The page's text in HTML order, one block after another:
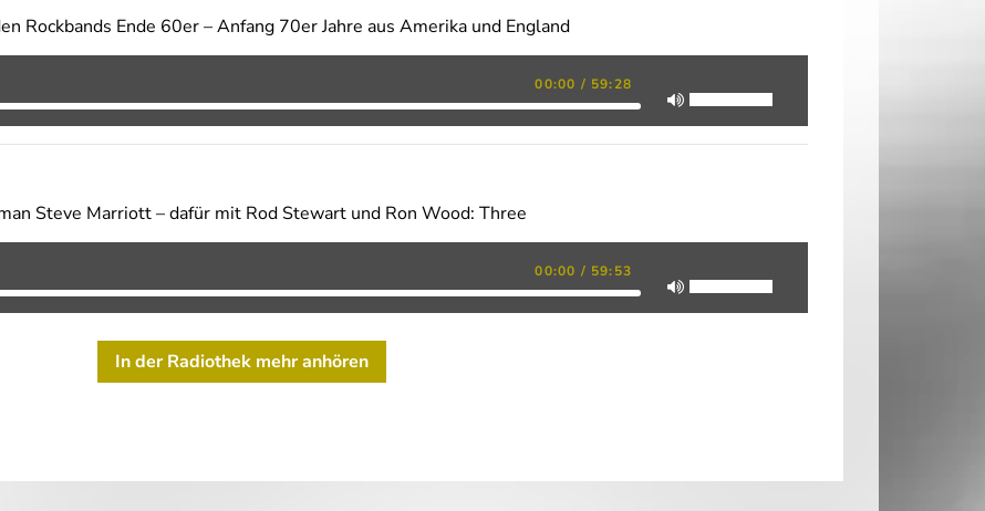
Rockbands Ende 60er – Anfang 70er Jahre aus Amerika und England
00:00 / 59:28
Steve Marriott – dafür mit Rod Stewart und Ron Wood: Three
00:00 / 59:53
In der Radiothek mehr anhören